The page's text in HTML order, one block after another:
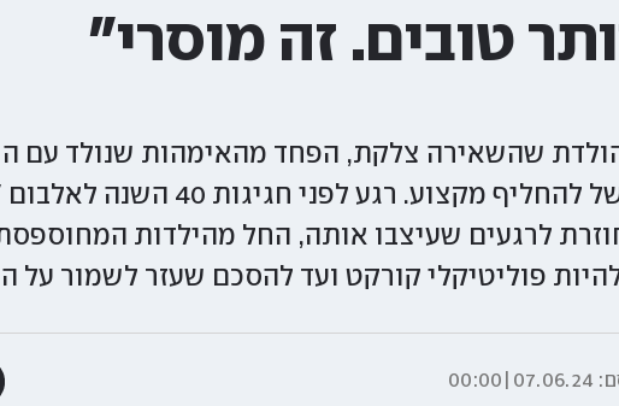
טובים. זה מוסרי"
שהשאירה צלקת, הפחד מהאימהות שנולד עם
והניסיון הכושל להחליף מקצוע.
חוזרת לרגעים שעיצבו אותה, החל מהילדות
פוליטיקלי קורקט ועד להסכם שעזר לשמור על
07.06.24|00:00